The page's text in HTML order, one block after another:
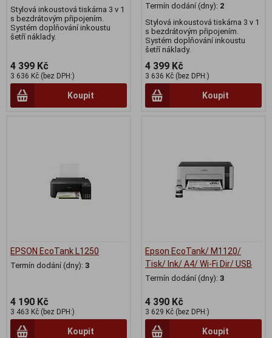
Stylová inkoustová tiskárna 3 v 1
s bezdrátovým připojením.
Systém doplňování inkoustu
šetří náklady.
4 399 Kč
3 636 Kč (bez DPH:)
Koupit
Termín dodání (dny): 2
Stylová inkoustová tiskárna 3 v 1
s bezdrátovým připojením.
Systém doplňování inkoustu
šetří náklady.
4 399 Kč
3 636 Kč (bez DPH:)
Koupit
EPSON EcoTank L1250
Termín dodání (dny): 3
4 190 Kč
3 463 Kč (bez DPH:)
Koupit
Epson EcoTank/ M1120/
Tisk/ Ink/ A4/ Wi-Fi Dir/ USB
Termín dodání (dny): 3
4 390 Kč
3 629 Kč (bez DPH:)
Koupit